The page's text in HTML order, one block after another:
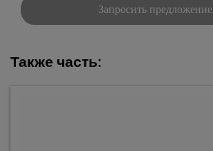
Запросить предложение
Также часть: